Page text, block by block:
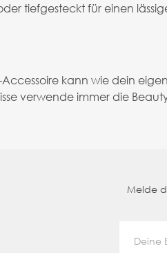
tiefgesteckt für einen
kann wie dein
verwende immer die
Melde